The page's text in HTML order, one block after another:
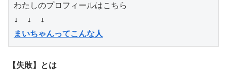
わたしのプロフィールはこちら
まいちゃんってこんな人
【失敗】とは